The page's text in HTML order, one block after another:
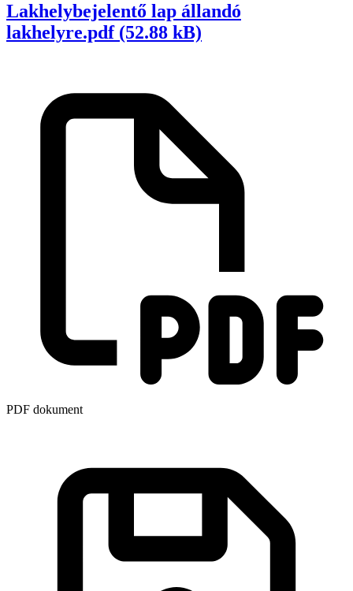
Lakhelybejelentő lap állandó
lakhelyre.pdf (52.88 kB)
PDF dokument